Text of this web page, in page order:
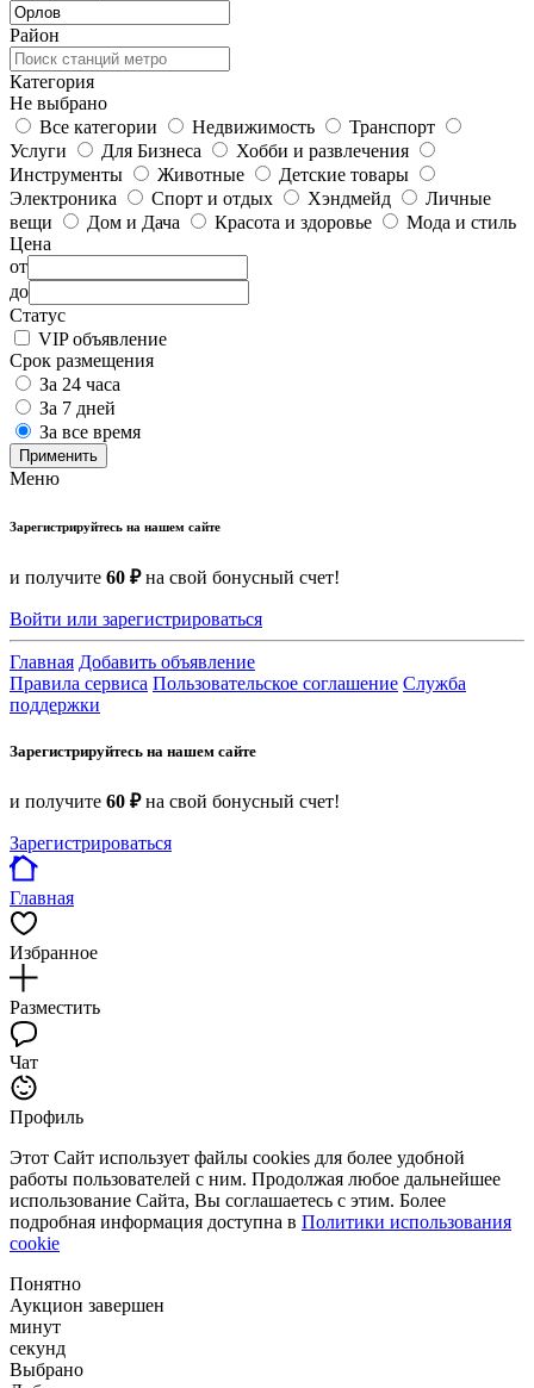
Район
Категория
Не выбрано
Все категории
Недвижимость
Транспорт
Услуги
Для Бизнеса
Хобби и развлечения
Инструменты
Животные
Детские товары
Электроника
Спорт и отдых Хэндмейд
Личные
вещи
Дом и Дача Красота и здоровье
Мода и стиль
Цена
от
до
Статус
VIP объявление
Срок размещения
За 24 часа
За 7 дней
За все время
Применить
Меню
Зарегистрируйтесь на нашем сайте
и получите 60 ₽на свой бонусный счет!
Войти или зарегистрироваться
Главная Добавить объявление
Правила сервиса Пользовательское соглашение Служба
поддержки
Зарегистрируйтесь на нашем сайте
и получите 60 ₽на свой бонусный счет!
Зарегистрироваться
Главная
Избранное
Разместить
Чат
Профиль
Этот Сайт использует файлы cookies для более удобной
работы пользователей с ним. Продолжая любое дальнейшее
использование Сайта, Вы соглашаетесь с этим. Более
подробная информация доступна в Политики использования
cookie
Понятно
Аукцион завершен
минут
секунд
Выбрано